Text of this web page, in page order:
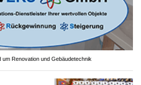
um Renovation und Gebäudetechnik